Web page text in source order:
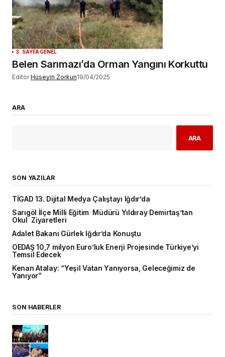
3. SAYFA GENEL
Belen Sarımazı’da Orman Yangını Korkuttu
Editör Hüseyin Zorkun19/04/2025
ARA
ARA
SON YAZILAR
TİGAD 13. Dijital Medya Çalıştayı Iğdır’da
Sarıgöl İlçe Milli Eğitim Müdürü Yıldıray Demirtaş’tan
Okul Ziyaretleri
Adalet Bakanı Gürlek Iğdır’da Konuştu
OEDAŞ 10,7 milyon Euro’luk Enerji Projesinde Türkiye’yi
Temsil Edecek
Kenan Atalay: “Yeşil Vatan Yanıyorsa, Geleceğimiz de
Yanıyor”
SON HABERLER